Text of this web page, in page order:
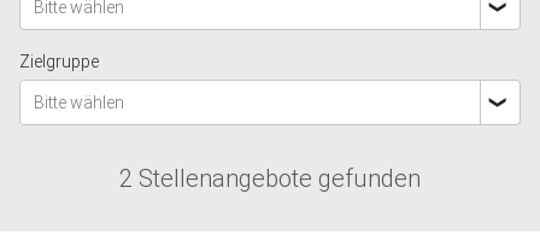
Bitte wählen
Zielgruppe
Bitte wählen
2 Stellenangebote gefunden